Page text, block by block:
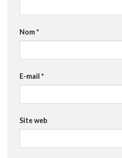
Nom*
E-mail *
Site web